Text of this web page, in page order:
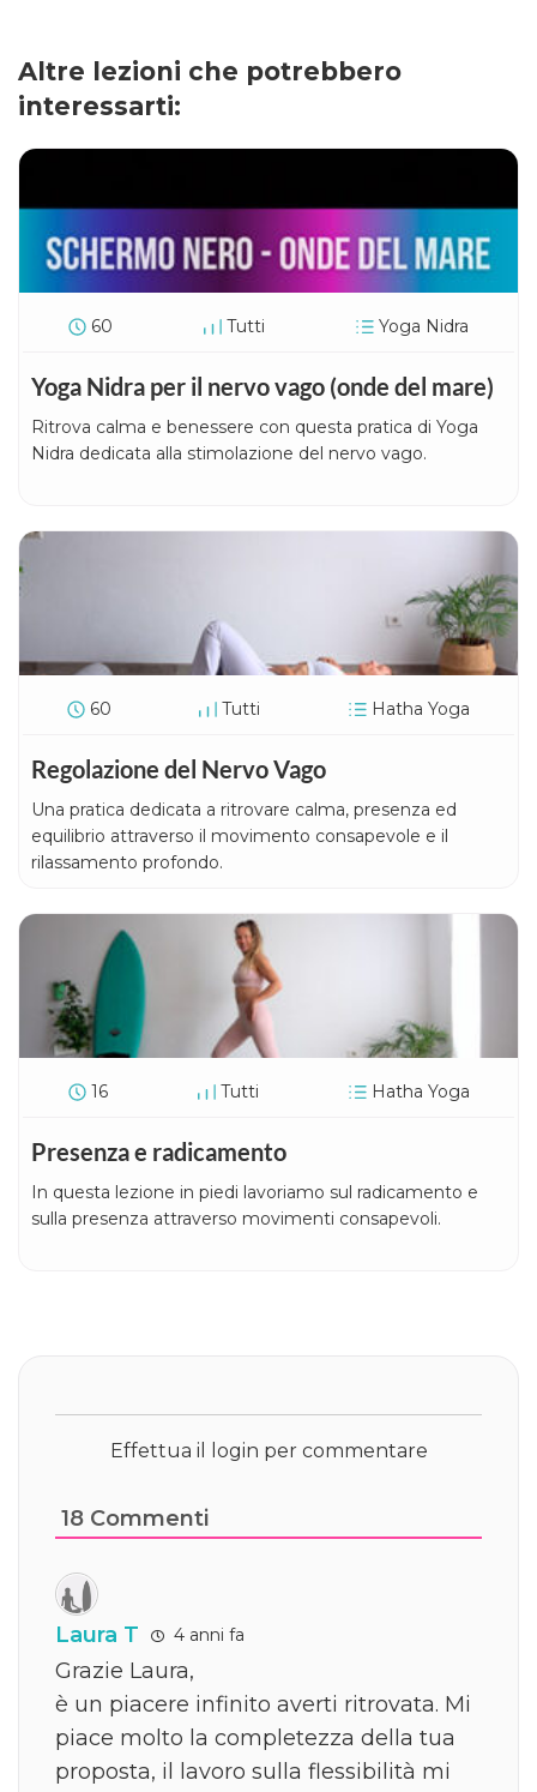
Altre lezioni che potrebbero
interessarti:
60 Tutti Yoga Nidra
Yoga Nidra per il nervo vago (onde del mare)
Ritrova calma e benessere con questa pratica di Yoga
Nidra dedicata alla stimolazione del nervo vago.
60 Tutti Hatha Yoga
Regolazione del Nervo Vago
Una pratica dedicata a ritrovare calma, presenza ed
equilibrio attraverso il movimento consapevole e il
rilassamento profondo.
16 Tutti Hatha Yoga
Presenza e radicamento
In questa lezione in piedi lavoriamo sul radicamento e
sulla presenza attraverso movimenti consapevoli.
Effettua il login per commentare
18 Commenti
Laura T 4 anni fa
Grazie Laura,
è un piacere infinito averti ritrovata. Mi
piace molto la completezza della tua
proposta, il lavoro sulla flessibilità mi